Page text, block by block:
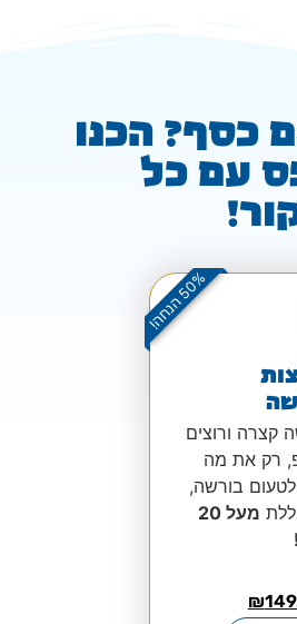
כסף? הכנו
עם כל
קצרה ורוצים
רק את מה
בורשה,
מעל 20
₪
5
0
%
ה
נ
ח
ה
!